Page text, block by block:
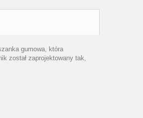
gumowa, która
został zaprojektowany tak,